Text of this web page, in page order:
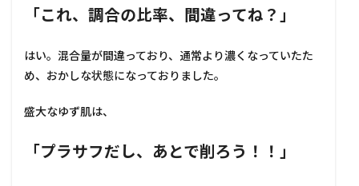
「これ、調合の比率、間違ってね？」
はい。混合量が間違っており、通常より濃くなっていたた
め、おかしな状態になっておりました。
盛大なゆず肌は、
「プラサフだし、あとで削ろう！！」